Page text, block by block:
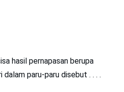
hasil pernapasan berupa
dalam paru-paru disebut . . . .